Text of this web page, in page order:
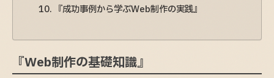
『成功事例から学ぶWeb制作の実践』
『Web制作の基礎知識』